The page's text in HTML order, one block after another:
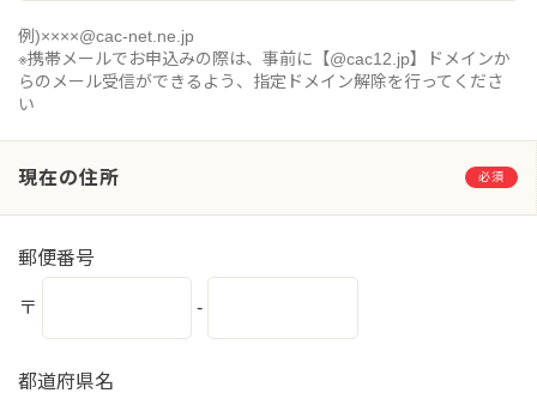
例)××××@cac-net.ne.jp
※携帯メールでお申込みの際は、事前に【@cac12.jp】ドメインか
らのメール受信ができるよう、指定ドメイン解除を行ってくださ
い
現在の住所 必須
郵便番号
〒 -
都道府県名